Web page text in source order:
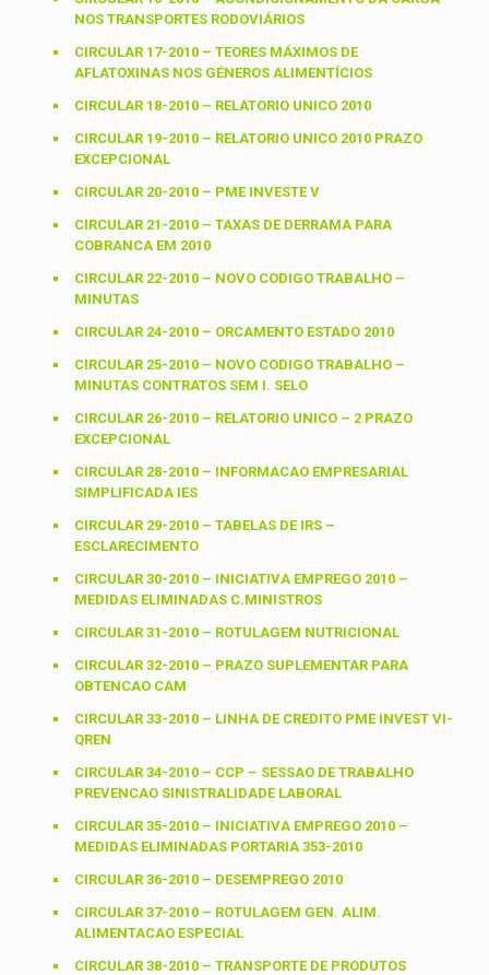
NOS TRANSPORTES RODOVIÁRIOS
CIRCULAR 17-2010 – TEORES MÁXIMOS DE
AFLATOXINAS NOS GÉNEROS ALIMENTÍCIOS
CIRCULAR 18-2010 – RELATORIO UNICO 2010
CIRCULAR 19-2010 – RELATORIO UNICO 2010 PRAZO
EXCEPCIONAL
CIRCULAR 20-2010 – PME INVESTE V
CIRCULAR 21-2010 – TAXAS DE DERRAMA PARA
COBRANCA EM 2010
CIRCULAR 22-2010 – NOVO CODIGO TRABALHO –
MINUTAS
CIRCULAR 24-2010 – ORCAMENTO ESTADO 2010
CIRCULAR 25-2010 – NOVO CODIGO TRABALHO –
MINUTAS CONTRATOS SEM I. SELO
CIRCULAR 26-2010 – RELATORIO UNICO – 2 PRAZO
EXCEPCIONAL
CIRCULAR 28-2010 – INFORMACAO EMPRESARIAL
SIMPLIFICADA IES
CIRCULAR 29-2010 – TABELAS DE IRS –
ESCLARECIMENTO
CIRCULAR 30-2010 – INICIATIVA EMPREGO 2010 –
MEDIDAS ELIMINADAS C.MINISTROS
CIRCULAR 31-2010 – ROTULAGEM NUTRICIONAL
CIRCULAR 32-2010 – PRAZO SUPLEMENTAR PARA
OBTENCAO CAM
CIRCULAR 33-2010 – LINHA DE CREDITO PME INVEST VI-
QREN
CIRCULAR 34-2010 – CCP – SESSAO DE TRABALHO
PREVENCAO SINISTRALIDADE LABORAL
CIRCULAR 35-2010 – INICIATIVA EMPREGO 2010 –
MEDIDAS ELIMINADAS PORTARIA 353-2010
CIRCULAR 36-2010 – DESEMPREGO 2010
CIRCULAR 37-2010 – ROTULAGEM GEN. ALIM.
ALIMENTACAO ESPECIAL
CIRCULAR 38-2010 – TRANSPORTE DE PRODUTOS